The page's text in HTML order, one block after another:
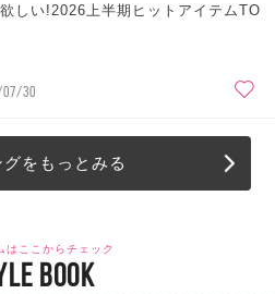
しい!2026上半期ヒットアイテムTO
30
をもっとみる
はここからチェック
BOOK